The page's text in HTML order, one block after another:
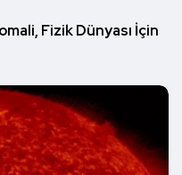
Fizik Dünyası İçin